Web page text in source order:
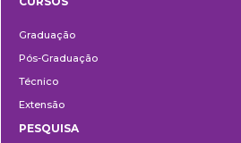
Graduação
Pós-Graduação
Técnico
Extensão
PESQUISA